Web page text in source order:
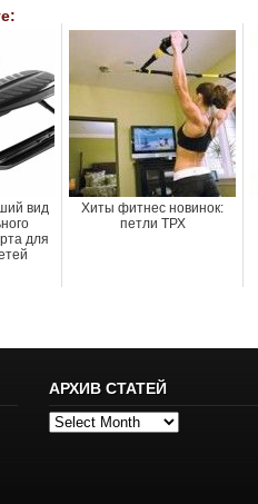
вид
для
Хиты фитнес новинок:
петли ТРХ
АРХИВ СТАТЕЙ
Архив